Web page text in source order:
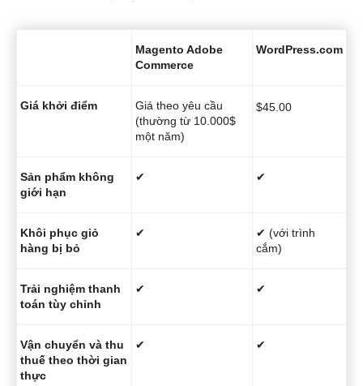
Magento Adobe
Commerce
WordPress.com
Giá khởi điểm
Giá theo yêu cầu
(thường từ 10.000$
một năm)
$45.00
Sản phẩm không
giới hạn
✔ ✔
Khôi phục giỏ
hàng bị bỏ
✔
✔ (với trình
cắm)
Trải nghiệm thanh
toán tùy chỉnh
✔ ✔
Vận chuyển và thu
thuế theo thời gian
thực
✔ ✔